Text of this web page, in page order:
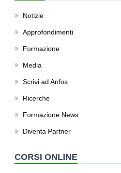
Notizie
Approfondimenti
Formazione
Media
Scrivi ad Anfos
Ricerche
Formazione News
Diventa Partner
CORSI ONLINE